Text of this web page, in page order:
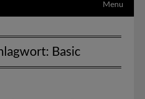
Menu
Basic